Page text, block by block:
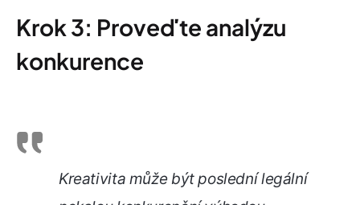
Krok 3: Proveďte analýzu
konkurence
Kreativita může být poslední legální